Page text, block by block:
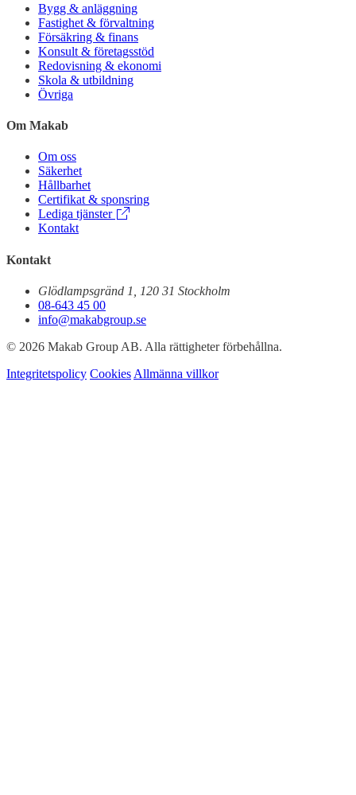
Bygg & anläggning
Fastighet & förvaltning
Försäkring & finans
Konsult & företagsstöd
Redovisning & ekonomi
Skola & utbildning
Övriga
Om Makab
Om oss
Säkerhet
Hållbarhet
Certifikat & sponsring
Lediga tjänster
Kontakt
Kontakt
Glödlampsgränd 1, 120 31 Stockholm
08-643 45 00
info@makabgroup.se
© 2026 Makab Group AB. Alla rättigheter förbehållna.
Integritetspolicy Cookies Allmänna villkor